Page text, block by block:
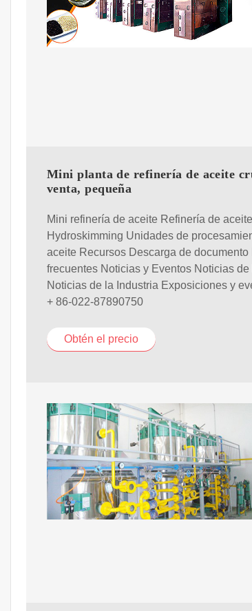
Mini planta de refinería de aceite
venta, pequeña
Mini refinería de aceite Refinería de
Hydroskimming Unidades de
aceite Recursos Descarga de documento
frecuentes Noticias y Eventos Noticias
Noticias de la Industria Exposiciones y
+ 86-022-87890750
Obtén el precio